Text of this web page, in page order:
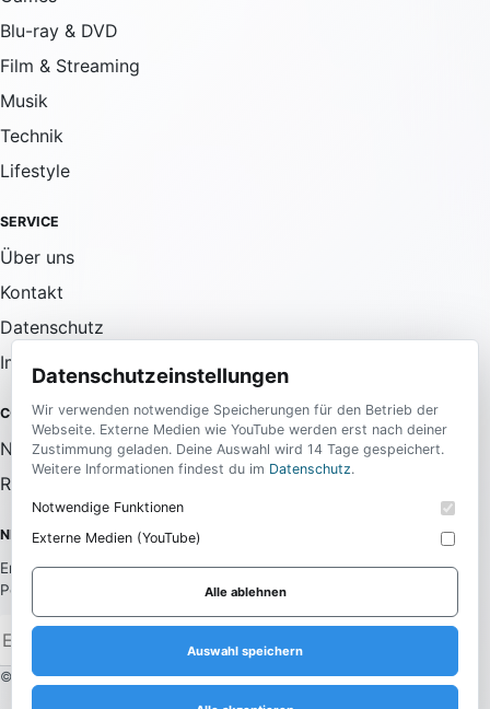
Blu-ray & DVD
Film & Streaming
Musik
Technik
Lifestyle
SERVICE
Über uns
Kontakt
Datenschutz
Impressum
COMMUNITY
Newsletter
RSS-Feed
NEWSLETTER
Erhalte die wichtigsten News aus allen Bereichen direkt in dein
Postfach.
© 2026 Daily Media. Alle Rechte vorbehalten.
Datenschutzeinstellungen
Wir verwenden notwendige Speicherungen für den Betrieb der
Webseite. Externe Medien wie YouTube werden erst nach deiner
Zustimmung geladen. Deine Auswahl wird 14 Tage gespeichert.
Weitere Informationen findest du im Datenschutz.
Notwendige Funktionen
Externe Medien (YouTube)
Alle ablehnen
Auswahl speichern